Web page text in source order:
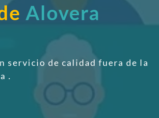
Alovera
servicio de calidad fuera de la
.